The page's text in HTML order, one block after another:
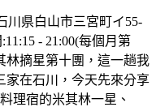
川県白山市三宮町イ55-
- 21:00(每個月第
林摘星第十團，這一趟我
家在石川，今天先來分享
理宿的米其林一星、